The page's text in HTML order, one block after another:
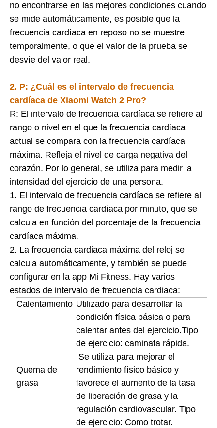
no encontrarse en las mejores condiciones cuando
se mide automáticamente, es posible que la
frecuencia cardíaca en reposo no se muestre
temporalmente, o que el valor de la prueba se
desvíe del valor real.
2. P: ¿Cuál es el intervalo de frecuencia
cardíaca de Xiaomi Watch 2 Pro?
R: El intervalo de frecuencia cardíaca se refiere al
rango o nivel en el que la frecuencia cardíaca
actual se compara con la frecuencia cardíaca
máxima. Refleja el nivel de carga negativa del
corazón. Por lo general, se utiliza para medir la
intensidad del ejercicio de una persona.
1. El intervalo de frecuencia cardíaca se refiere al
rango de frecuencia cardíaca por minuto, que se
calcula en función del porcentaje de la frecuencia
cardíaca máxima.
2. La frecuencia cardiaca máxima del reloj se
calcula automáticamente, y también se puede
configurar en la app Mi Fitness. Hay varios
estados de intervalo de frecuencia cardiaca:
Calentamiento Utilizado para desarrollar la
condición física básica o para
calentar antes del ejercicio.Tipo
de ejercicio: caminata rápida.
Quema de
grasa
Se utiliza para mejorar el
rendimiento físico básico y
favorece el aumento de la tasa
de liberación de grasa y la
regulación cardiovascular. Tipo
de ejercicio: Como trotar.